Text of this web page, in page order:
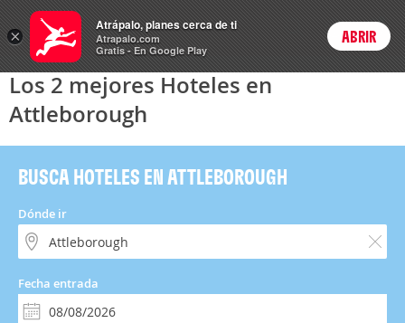
Hoteles Login
Los 2 mejores Hoteles en
Attleborough
BUSCA HOTELES EN ATTLEBOROUGH
Dónde ir
Fecha entrada
×
Atrápalo, planes cerca de ti
Atrapalo.com
Gratis - En Google Play
ABRIR